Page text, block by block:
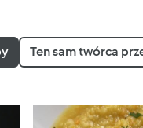
Ten sam twórca